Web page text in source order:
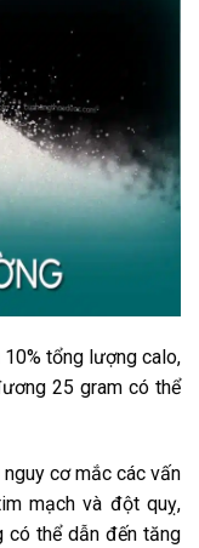
tổng lượng calo,
25 gram có thể
cơ mắc các vấn
mạch và đột quỵ,
có thể dẫn đến tăng